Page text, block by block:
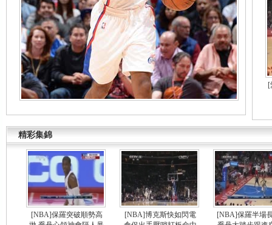
[
精彩集錦
[NBA]保羅突破順勢高
[NBA]博克斯快如閃電
[NBA]保羅半場